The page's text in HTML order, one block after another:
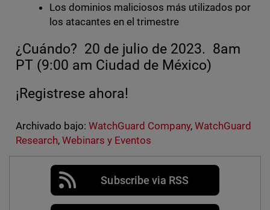
Los dominios maliciosos más utilizados por
los atacantes en el trimestre
¿Cuándo? 20 de julio de 2023. 8am
PT (9:00 am Ciudad de México)
¡Registrese ahora!
Archivado bajo: WatchGuard Company,WatchGuard
Research, Webinars y Eventos
Subscribe via RSS